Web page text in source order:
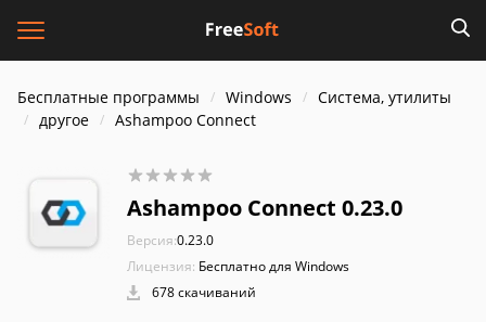
Бесплатные программы Windows
Система, утилиты
другое
Ashampoo Connect
Ashampoo Connect 0.23.0
Версия:0.23.0
Лицензия: Бесплатно для Windows
678 скачиваний